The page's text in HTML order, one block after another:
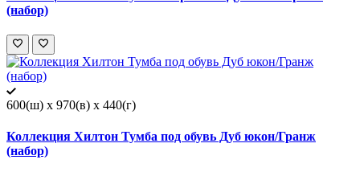
(набор)
600(ш) x 970(в) x 440(г)
Коллекция Хилтон Тумба под обувь Дуб юкон/Гранж
(набор)